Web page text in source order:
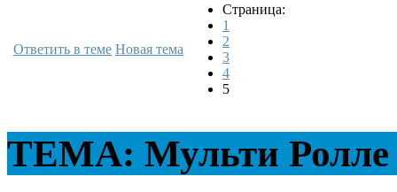
Ответить в теме Новая тема
Страница:
1
2
3
4
5
ТЕМА: Мульти Ролле